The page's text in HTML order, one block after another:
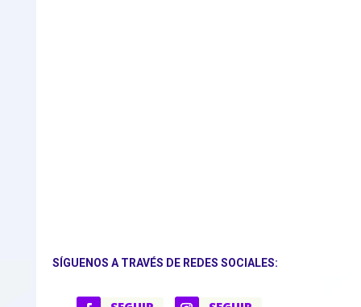
SÍGUENOS A TRAVÉS DE REDES SOCIALES: